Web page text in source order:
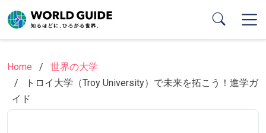
to
main
Home
世界の大学
トロイ大学（Troy University）で未来を拓こう！進学ガ
イド